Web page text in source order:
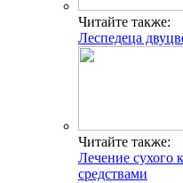
Читайте также:
Леспедеца
Читайте также:
Лечение сухого
средствами